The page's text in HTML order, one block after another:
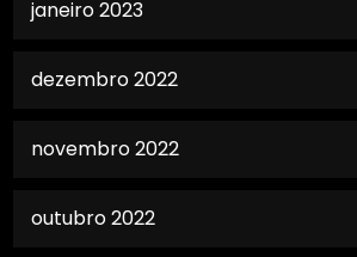
janeiro 2023
dezembro 2022
novembro 2022
outubro 2022